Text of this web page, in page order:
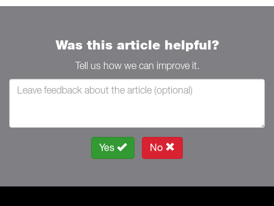
Was this article helpful?
Tell us how we can improve it.
Yes No